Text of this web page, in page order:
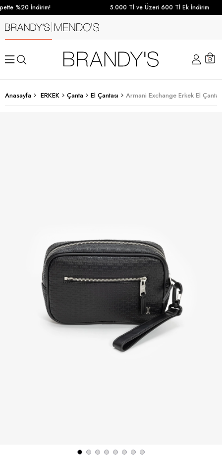
%20 İndirim! 5.000 Tl ve Üzeri 600 Tl Ek İndirim
Anasayfa ERKEK Çanta El Çantası Armani Exchange Erkek El